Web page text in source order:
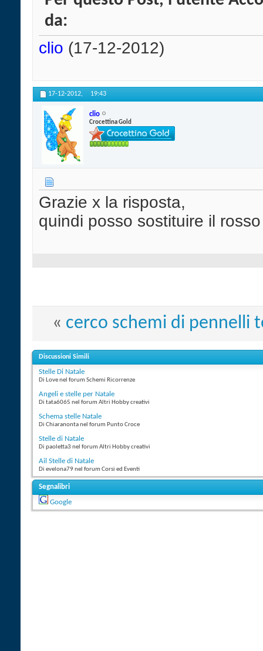
da:
clio (17-12-2012)
17-12-2012, 19:43
clio
Crocettina Gold
Grazie x la risposta,
quindi posso sostituire il
« cerco schemi di pennelli
Discussioni Simili
Stelle Di Natale
Di Love nel forum Schemi Ricorrenze
Angeli e stelle per Natale
Di tata6065 nel forum Altri Hobby creativi
Schema stelle Natale
Di Chiaranonta nel forum Punto Croce
Stelle di Natale
Di paoletta3 nel forum Altri Hobby creativi
Ail Stelle di Natale
Di evelona79 nel forum Corsi ed Eventi
Segnalibri
Google